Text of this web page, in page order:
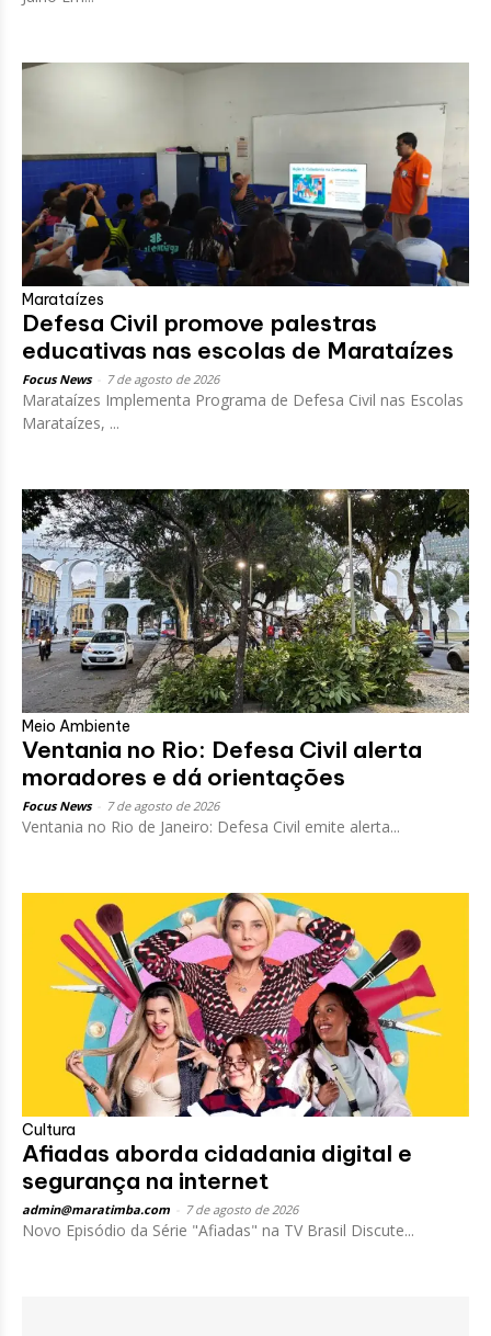
Marataízes
Defesa Civil promove palestras
educativas nas escolas de Marataízes
Focus News 7 de agosto de 2026
Marataízes Implementa Programa de Defesa Civil nas Escolas
Marataízes, ...
Meio Ambiente
Ventania no Rio: Defesa Civil alerta
moradores e dá orientações
Focus News 7 de agosto de 2026
Ventania no Rio de Janeiro: Defesa Civil emite alerta...
Cultura
Afiadas aborda cidadania digital e
segurança na internet
admin@maratimba.com 7 de agosto de 2026
Novo Episódio da Série "Afiadas" na TV Brasil Discute...